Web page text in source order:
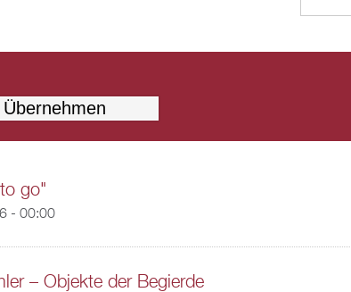
go"
- 00:00
– Objekte der Begierde